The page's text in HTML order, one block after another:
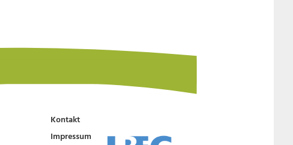
Kontakt
Impressum